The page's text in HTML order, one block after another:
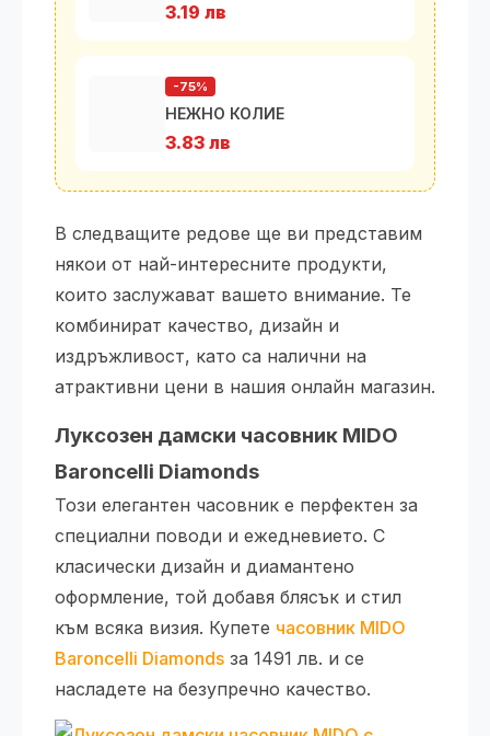
3.19 лв
-75%
НЕЖНО КОЛИЕ
3.83 лв
В следващите редове ще ви представим
някои от най-интересните продукти,
които заслужават вашето внимание. Те
комбинират качество, дизайн и
издръжливост, като са налични на
атрактивни цени в нашия онлайн магазин.
Луксозен дамски часовник MIDO
Baroncelli Diamonds
Този елегантен часовник е перфектен за
специални поводи и ежедневието. С
класически дизайн и диамантено
оформление, той добавя блясък и стил
към всяка визия. Купете часовник MIDO
Baroncelli Diamonds за 1491 лв. и се
насладете на безупречно качество.